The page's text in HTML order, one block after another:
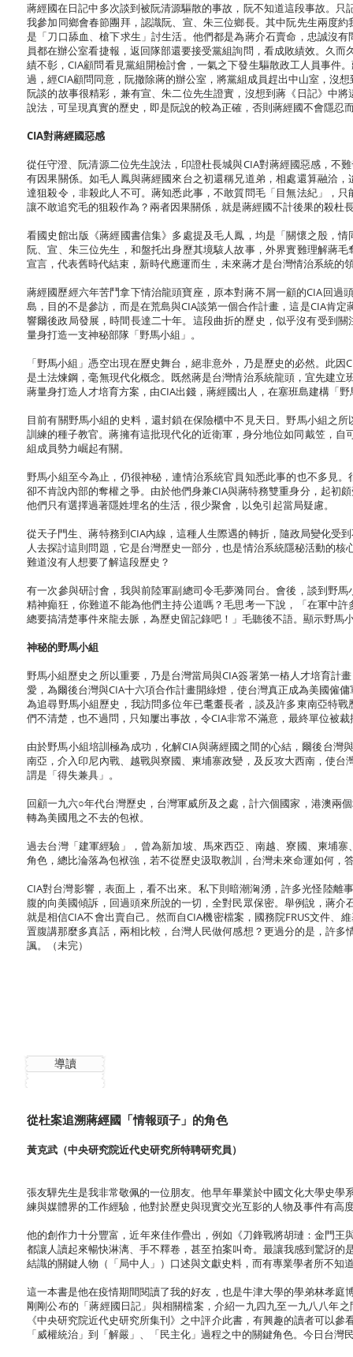
蔣經國在日記中多次談到被阮清源驅散的事故，阮不知道這段事故。
我參加同鄉會春節團拜，認識阮、宣、朱三位鄉長。其中阮先生兩度
是「刀口舔血、槍下求生」討生活。他們都是為蔣介石賣命，忠誠沒
員都在辦公室看捷報，返回隊部還要接受黨組詢問，看成敗績效。久
績不彰，CIA顧問看見黨組開檢討會，一氣之下發生驅散政工人員事件
過，經CIA顧問同意，阮撤除蔣的辦公室，將黨組成員趕出中山室，沒
阮談的故事很精彩，兼有宣、朱二位先生證實，沒想到蔣《日記》中
說法，可呈現真實的歷史，即是阮說的較為正確，否則蔣經國不會隱忍
CIA對蔣經國惡感
從任守澄、阮清源二位先生說法，印證杜長城與CIA對蔣經國惡感，不
有因果關係。如毛人鳳與蔣經國來台之初還稱兄道弟，相處還算融洽
達狙殺令，非殺此人不可。蔣知悉此事，不敢質問毛「目無法紀」，
讓不敢追究毛的狙殺作為？兩者因果關係，就是蔣經國不計後果的殺杜
看國史館出版《蔣經國書信集》多處提及毛人鳳，均是「關懷之殷，
阮、宣、朱三位先生，和盤托出身歷其境駭人故事，外界實難理解蔣
宣言，代表舊時代結束，新時代應運而生，未來蔣才是台灣情治系統的
蔣經國歷經六年苦鬥拿下情治龍頭寶座，原本對蔣不屑一顧的CIA回
島，目的不是參訪，而是在荒島與CIA談第一個合作計畫，這是CIA肯
響爾後政局發展，時間長達二十年。這段曲折的歷史，似乎沒有受到
量身打造一支神秘部隊「野馬小組」。
「野馬小組」憑空出現在歷史舞台，絕非意外，乃是歷史的必然。此
是土法煉鋼，毫無現代化概念。既然蔣是台灣情治系統龍頭，宜先建
蔣量身打造人才培育方案，由CIA出錢，蔣經國出人，在塞班島建構「
目前有關野馬小組的史料，還封鎖在保險櫃中不見天日。野馬小組之
訓練的種子教官。蔣擁有這批現代化的近衛軍，身分地位如同戴笠，
組成員勢力崛起有關。
野馬小組至今為止，仍很神秘，連情治系統官員知悉此事的也不多見
卻不肯說內部的奪權之爭。由於他們身兼CIA與蔣特務雙重身分，起初
他們只有選擇過著隱姓埋名的生活，很少聚會，以免引起當局疑慮。
從天子門生、蔣特務到CIA內線，這種人生際遇的轉折，隨政局變化受
人去探討這則問題，它是台灣歷史一部分，也是情治系統隱秘活動的
難道沒有人想要了解這段歷史？
有一次參與研討會，我與前陸軍副總司令毛夢漪同台。會後，談到野
精神癲狂，你難道不能為他們主持公道嗎？毛思考一下說，「在軍中
總要搞清楚事件來龍去脈，為歷史留記錄吧！」毛聽後不語。顯示野馬
神秘的野馬小組
野馬小組歷史之所以重要，乃是台灣當局與CIA簽署第一樁人才培育計
愛，為爾後台灣與CIA十六項合作計畫開綠燈，使台灣真正成為美國僱
為追尋野馬小組歷史，我訪問多位年已耄耋長者，談及許多東南亞特
們不清楚，也不過問，只知屢出事故，令CIA非常不滿意，最終單位被
由於野馬小組培訓極為成功，化解CIA與蔣經國之間的心結，爾後台
南亞，介入印尼內戰、越戰與寮國、柬埔寨政變，及反攻大西南，使
謂是「得失兼具」。
回顧一九六○年代台灣歷史，台灣軍威所及之處，計六個國家，港澳兩
轉為美國甩之不去的包袱。
過去台灣「建軍經驗」，曾為新加坡、馬來西亞、南越、寮國、柬埔
角色，總比淪落為包袱強，若不從歷史汲取教訓，台灣未來命運如何，
CIA對台灣影響，表面上，看不出來。私下則暗潮洶湧，許多光怪陸
腹的向美國傾訴，回過頭來所說的一切，全對民眾保密。舉例說，蔣
就是相信CIA不會出賣自己。然而自CIA機密檔案，國務院FRUS文件
置腹講那麼多真話，兩相比較，台灣人民做何感想？更過分的是，許
諷。（未完）
導讀
從杜案追溯蔣經國「情報頭子」的角色
黃克武（中央研究院近代史研究所特聘研究員）
張友驊先生是我非常敬佩的一位朋友。他早年畢業於中國文化大學史
練與媒體界的工作經驗，他對於歷史與現實交光互影的人物及事件有高
他的創作力十分豐富，近年來佳作疊出，例如《刀鋒戰將胡璉：金門
都讓人讀起來暢快淋漓、手不釋卷，甚至拍案叫奇。最讓我感到驚訝
結識的關鍵人物（「局中人」）口述與文獻史料，而有專業學者所不知
這一本書是他在疫情期間閱讀了我的好友，也是牛津大學的學弟林孝
剛剛公布的「蔣經國日記」與相關檔案，介紹一九四九至一九八八年
《中央研究院近代史研究所集刊》之中評介此書，有興趣的讀者可以
「威權統治」到「解嚴」、「民主化」過程之中的關鍵角色。今日台